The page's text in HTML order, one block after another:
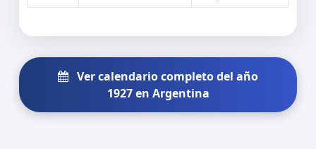
Ver calendario completo del año
1927 en Argentina